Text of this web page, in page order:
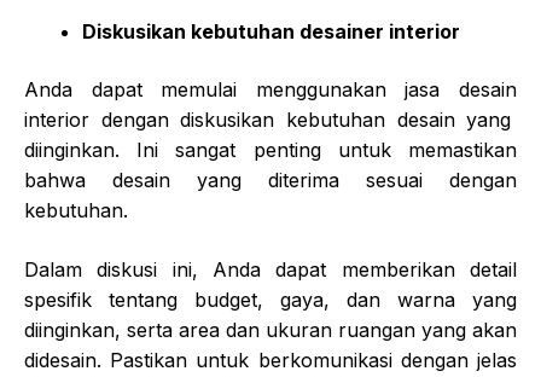
Diskusikan kebutuhan desainer interior
Anda dapat memulai menggunakanjasa desain
interior dengan diskusikan kebutuhan desain yang
diinginkan. Ini sangat penting untuk memastikan
bahwa desain yang diterima sesuai dengan
kebutuhan.
Dalam diskusi ini, Anda dapat memberikan detail
spesifik tentang budget, gaya, dan warna yang
diinginkan, serta area dan ukuran ruangan yang akan
didesain. Pastikan untuk berkomunikasi dengan jelas